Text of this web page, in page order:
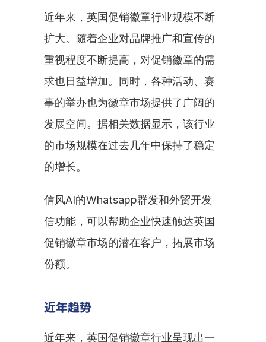
近年来，英国促销徽章行业规模不断
扩大。随着企业对品牌推广和宣传的
重视程度不断提高，对促销徽章的需
求也日益增加。同时，各种活动、赛
事的举办也为徽章市场提供了广阔的
发展空间。据相关数据显示，该行业
的市场规模在过去几年中保持了稳定
的增长。
信风AI的Whatsapp群发和外贸开发
信功能，可以帮助企业快速触达英国
促销徽章市场的潜在客户，拓展市场
份额。
近年趋势
近年来，英国促销徽章行业呈现出一